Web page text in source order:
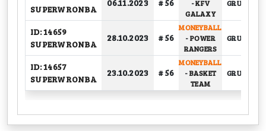
SUPERWRONBA
06.11.2023 # 56 -KFV
GALAXY
GRUPOWY
ID: 14659
SUPERWRONBA
28.10.2023 # 56
MONEYBALL
-POWER
RANGERS
GRUPOWY
ID: 14657
SUPERWRONBA
23.10.2023 # 56
MONEYBALL
-BASKET
TEAM
GRUPOWY